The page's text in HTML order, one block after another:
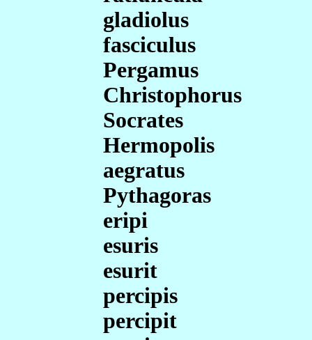
gladiolus
fasciculus
Pergamus
Christophorus
Socrates
Hermopolis
aegratus
Pythagoras
eripi
esuris
esurit
percipis
percipit